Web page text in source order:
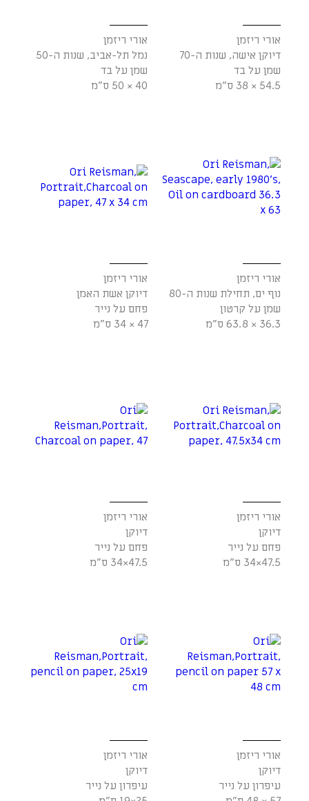
אורי ריזמן
דיוקן אישה, שנות ה-70
שמן על בד
54.5 × 38 ס"מ
אורי ריזמן
נמל תל-אביב, שנות ה-50
שמן על בד
40 × 50 ס"מ
אורי ריזמן
נוף ים, תחילת שנות ה-80
שמן על קרטון
36.3 × 63.8 ס"מ
אורי ריזמן
דיוקן אשת האמן
פחם על נייר
47 × 34 ס"מ
אורי ריזמן
דיוקן
פחם על נייר
47.5×34 ס"מ
אורי ריזמן
דיוקן
פחם על נייר
47.5×34 ס"מ
אורי ריזמן
דיוקן
עיפרון על נייר
אורי ריזמן
דיוקן
עיפרון על נייר